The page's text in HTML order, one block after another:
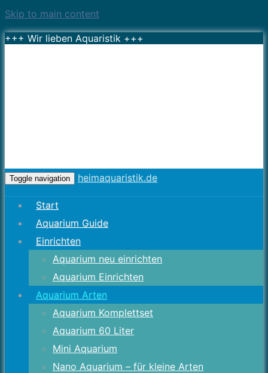
Skip to main content
+++ Wir lieben Aquaristik +++
Toggle navigation heimaquaristik.de
Start
Aquarium Guide
Einrichten
Aquarium neu einrichten
Aquarium Einrichten
Aquarium Arten
Aquarium Komplettset
Aquarium 60 Liter
Mini Aquarium
Nano Aquarium – für kleine Arten